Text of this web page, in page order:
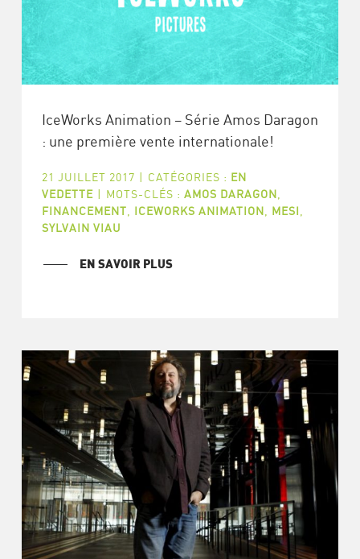
IceWorks Animation – Série Amos Daragon
: une première vente internationale!
21 JUILLET 2017 | CATÉGORIES : EN
VEDETTE | MOTS-CLÉS : AMOS DARAGON
FINANCEMENT
ICEWORKS ANIMATION MESI
SYLVAIN VIAU
EN SAVOIR PLUS